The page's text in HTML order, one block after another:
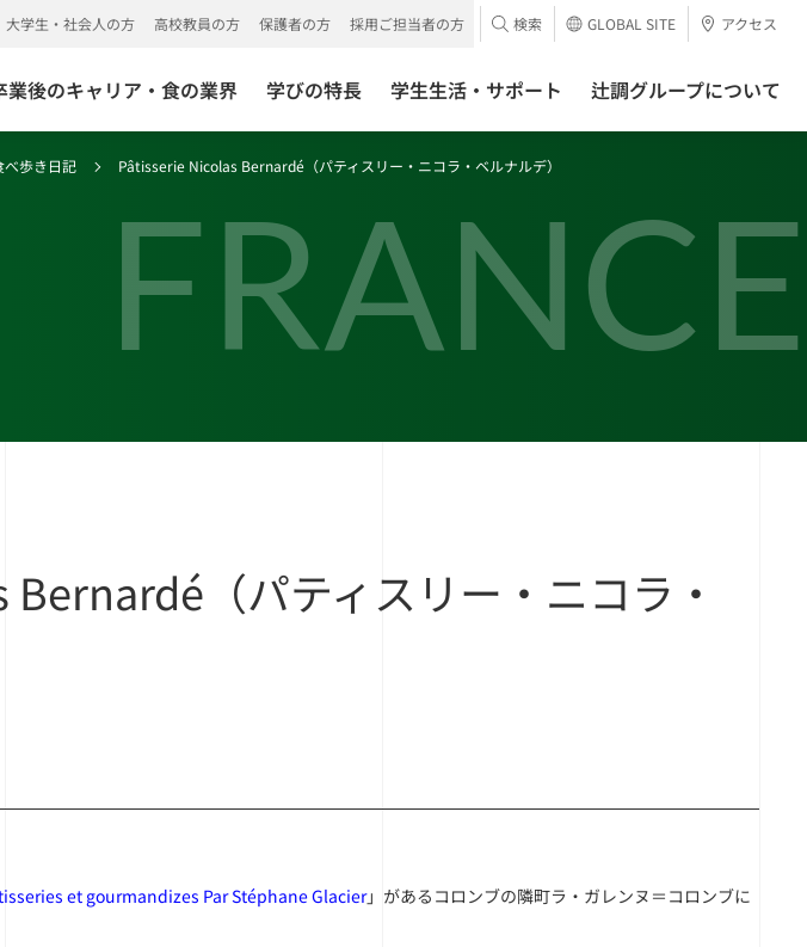
業後のキャリア・食の業界 学びの特長 学生生活・サポート 辻調グループについて
大学生・社会人の方 高校教員の方 保護者の方 採用ご担当者の方 検索 GLOBAL SITE アクセス
FRANCE
べ歩き日記 Pâtisserie Nicolas Bernardé（パティスリー・ニコラ・ベルナルデ）
（パティスリー・ニコラ・
et gourmandizes Par Stéphane Glacier」があるコロンブの隣町ラ・ガレンヌ＝コロンブに